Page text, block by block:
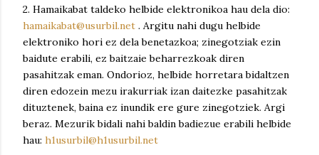
2. Hamaikabat taldeko helbide elektronikoa hau dela dio:
hamaikabat@usurbil.net . Argitu nahi dugu helbide
elektroniko hori ez dela benetazkoa; zinegotziak ezin
baidute erabili, ez baitzaie beharrezkoak diren
pasahitzak eman. Ondorioz, helbide horretara bidaltzen
diren edozein mezu irakurriak izan daitezke pasahitzak
dituztenek, baina ez inundik ere gure zinegotziek. Argi
beraz. Mezurik bidali nahi baldin badiezue erabili helbide
hau: h1usurbil@h1usurbil.net